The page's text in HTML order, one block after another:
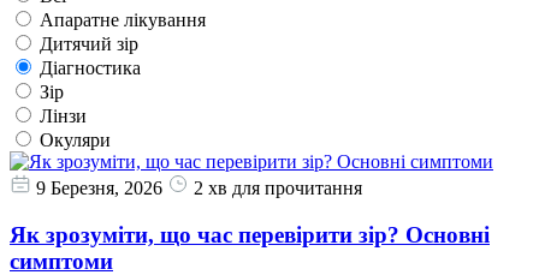
Апаратне лікування
Дитячий зір
Діагностика
Зір
Лінзи
Окуляри
9 Березня, 2026 2 хв для прочитання
Як зрозуміти, що час перевірити зір? Основні
симптоми